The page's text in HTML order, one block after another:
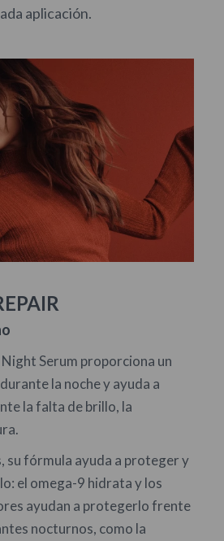
aplicación.
Serum proporciona un
la noche y ayuda a
la falta de brillo, la
su fórmula ayuda a proteger y
el omega-9 hidrata y los
ayudan a protegerlo frente
nocturnos, como la